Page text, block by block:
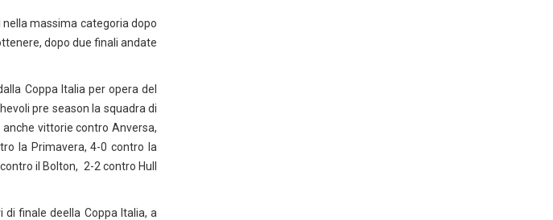
massima categoria dopo
dopo due finali andate
Coppa Italia per opera del
pre season la squadra di
vittorie contro Anversa,
la Primavera, 4-0 contro la
il Bolton, 2-2 contro Hull
finale deella Coppa Italia, a